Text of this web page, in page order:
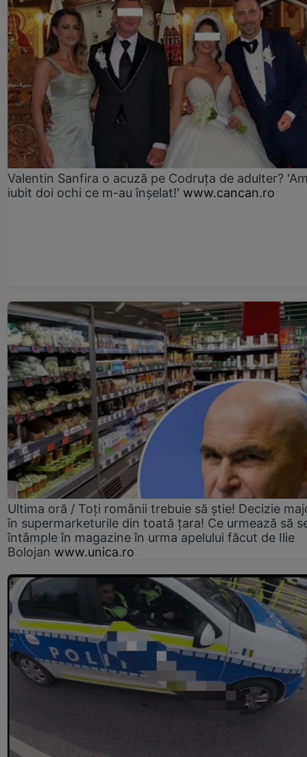
Valentin Sanfira o acuză pe Codruța de adulter?
iubit doi ochi ce m-au înșelat!' www.cancan.ro
Ultima oră / Toți românii trebuie să știe! Decizie
în supermarketurile din toată țara! Ce urmează să
întâmple în magazine în urma apelului făcut de Ilie
Bolojan www.unica.ro